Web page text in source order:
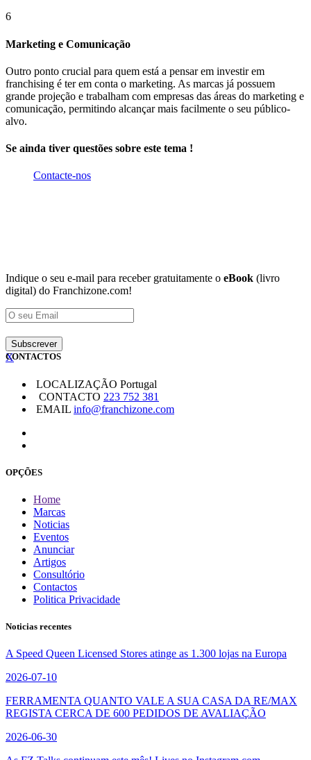
6
Marketing e Comunicação
Outro ponto crucial para quem está a pensar em investir em
franchising é ter em conta o marketing. As marcas já possuem
grande projeção e trabalham com empresas das áreas do marketing e
comunicação, permitindo alcançar mais facilmente o seu público-
alvo.
Se ainda tiver questões sobre este tema !
Contacte-nos
Indique o seu e-mail para receber gratuitamente o eBook (livro
digital) do Franchizone.com!
X
CONTACTOS
LOCALIZAÇÃO Portugal
CONTACTO 223 752 381
EMAIL info@franchizone.com
OPÇÕES
Home
Marcas
Noticias
Eventos
Anunciar
Artigos
Consultório
Contactos
Politica Privacidade
Noticias recentes
A Speed Queen Licensed Stores atinge as 1.300 lojas na Europa
2026-07-10
FERRAMENTA QUANTO VALE A SUA CASA DA RE/MAX
REGISTA CERCA DE 600 PEDIDOS DE AVALIAÇÃO
2026-06-30